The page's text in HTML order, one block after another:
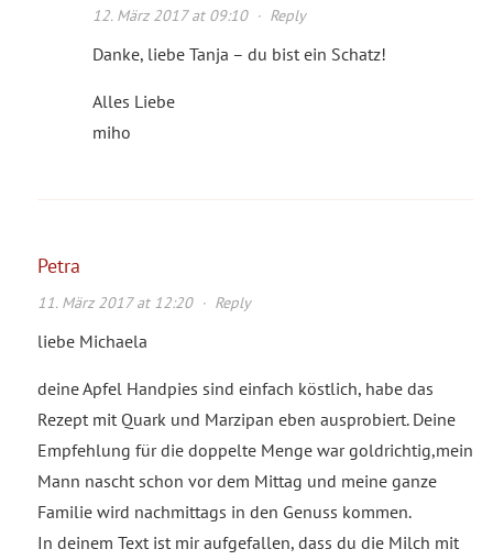
12. März 2017 at 09:10· Reply
Danke, liebe Tanja – du bist ein Schatz!
Alles Liebe
miho
Petra
11. März 2017 at 12:20· Reply
liebe Michaela
deine Apfel Handpies sind einfach köstlich, habe das
Rezept mit Quark und Marzipan eben ausprobiert. Deine
Empfehlung für die doppelte Menge war goldrichtig,mein
Mann nascht schon vor dem Mittag und meine ganze
Familie wird nachmittags in den Genuss kommen.
In deinem Text ist mir aufgefallen, dass du die Milch mit